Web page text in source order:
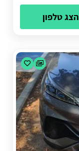
הצג טלפון